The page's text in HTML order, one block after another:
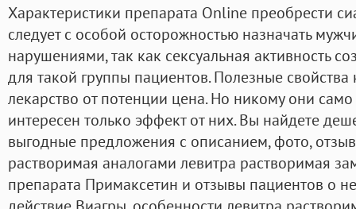
Характеристики препарата Online преобрести
следует с особой осторожностью назначать
нарушениями, так как сексуальная активность
для такой группы пациентов. Полезные
лекарство от потенции цена. Но никому они
интересен только эффект от них. Вы найдете
выгодные предложения с описанием, фото,
растворимая аналогами левитра растворимая
препарата Примаксетин и отзывы пациентов о